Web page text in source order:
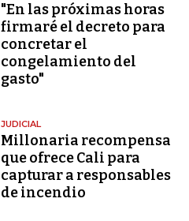
"En las próximas horas
firmaré el decreto para
concretar el
congelamiento del
gasto"
JUDICIAL
Millonaria recompensa
que ofrece Cali para
capturar a responsables
de incendio